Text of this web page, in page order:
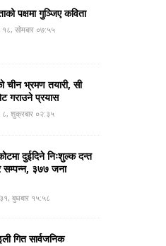
पक्षमा गुञ्जिए कविता
सोमबार ०७:५५
चीन भ्रमण तयारी, सी
गराउने प्रयास
८, शुक्रबार ०२:३५
दुईदिने निःशुल्क दन्त
सम्पन्न, ३७७ जना
बुधबार १५:५८
गित सार्वजनिक